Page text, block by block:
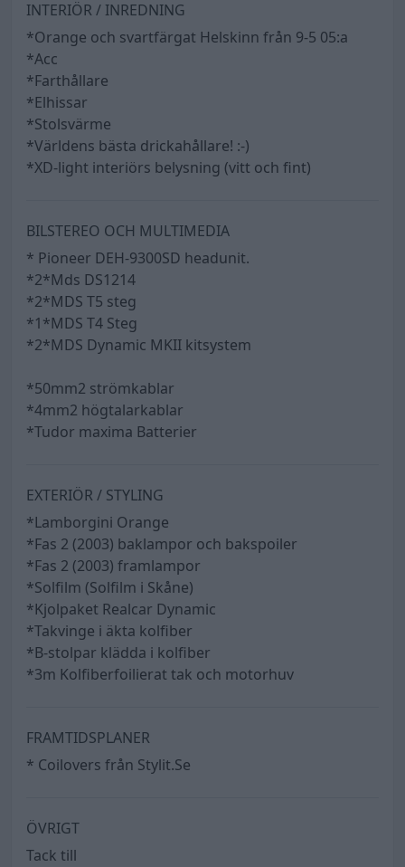
INTERIÖR / INREDNING
*Orange och svartfärgat Helskinn från 9-5 05:a
*Acc
*Farthållare
*Elhissar
*Stolsvärme
*Världens bästa drickahållare! :-)
*XD-light interiörs belysning (vitt och fint)
BILSTEREO OCH MULTIMEDIA
* Pioneer DEH-9300SD headunit.
*2*Mds DS1214
*2*MDS T5 steg
*1*MDS T4 Steg
*2*MDS Dynamic MKII kitsystem
*50mm2 strömkablar
*4mm2 högtalarkablar
*Tudor maxima Batterier
EXTERIÖR / STYLING
*Lamborgini Orange
*Fas 2 (2003) baklampor och bakspoiler
*Fas 2 (2003) framlampor
*Solfilm (Solfilm i Skåne)
*Kjolpaket Realcar Dynamic
*Takvinge i äkta kolfiber
*B-stolpar klädda i kolfiber
*3m Kolfiberfoilierat tak och motorhuv
FRAMTIDSPLANER
* Coilovers från Stylit.Se
ÖVRIGT
Tack till